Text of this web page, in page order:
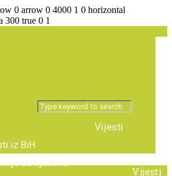
0 arrow 0 4000 1 0 horizontal
300 true 0 1
Vijesti
iz BiH
za lijekove
Vijesti